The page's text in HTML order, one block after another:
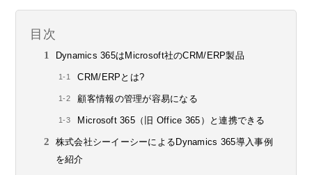
目次
Dynamics 365はMicrosoft社のCRM/ERP製品
CRM/ERPとは?
顧客情報の管理が容易になる
Microsoft 365（旧 Office 365）と連携できる
株式会社シーイーシーによるDynamics 365導入事例
を紹介